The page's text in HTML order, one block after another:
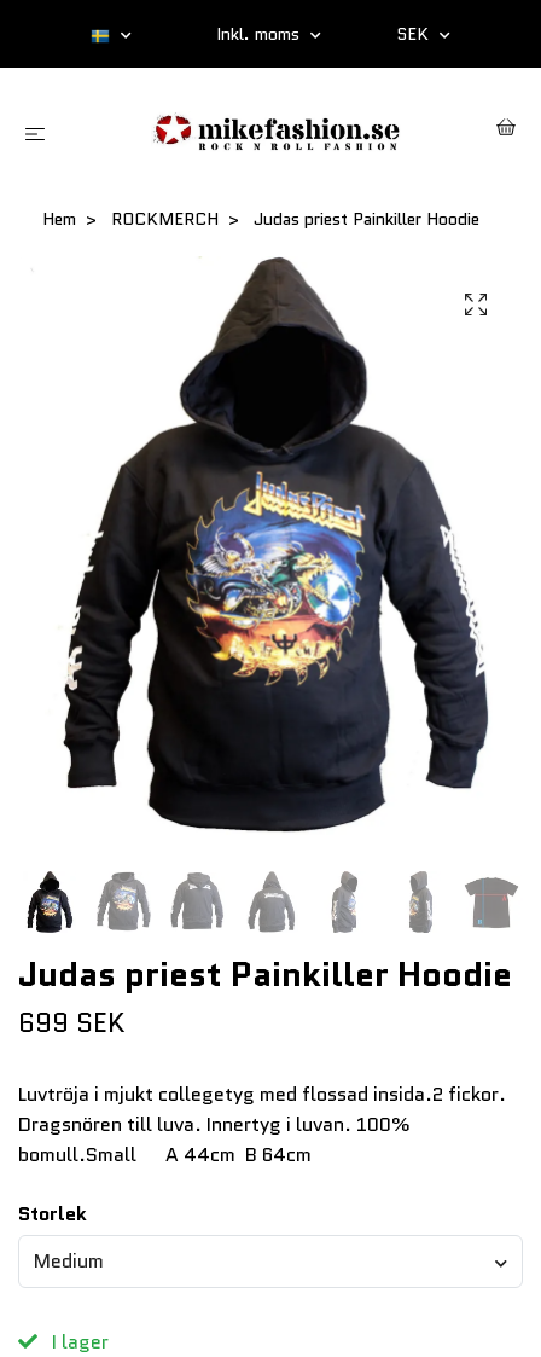
Inkl. moms SEK
Hem ROCKMERCH Judas priest Painkiller Hoodie
Judas priest Painkiller Hoodie
699 SEK
Luvtröja i mjukt collegetyg med flossad insida.2 fickor.
Dragsnören till luva. Innertyg i luvan. 100%
bomull.Small A 44cm B 64cm
Storlek
Medium
I lager